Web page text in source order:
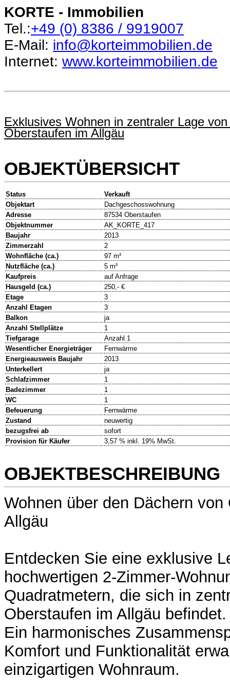
KORTE - Immobilien
Tel.:+49 (0) 8386 / 9919007
E-Mail: info@korteimmobilien.de
Internet: www.korteimmobilien.de
Exklusives Wohnen in zentraler Lage
Oberstaufen im Allgäu
OBJEKTÜBERSICHT
Status
Verkauft
Objektart
Dachgeschosswohnung
Adresse
87534 Oberstaufen
Objektnummer
AK_KORTE_417
Baujahr
2013
Zimmerzahl
2
Wohnfläche (ca.)
97 m²
Nutzfläche (ca.)
5 m²
Kaufpreis
auf Anfrage
Hausgeld (ca.)
250,- €
Etage
3
Anzahl Etagen
3
Balkon
ja
Anzahl Stellplätze
1
Tiefgarage
Anzahl 1
Wesentlicher Energieträger
Fernwärme
Energieausweis Baujahr
2013
Unterkellert
ja
Schlafzimmer
1
Badezimmer
1
WC
1
Befeuerung
Fernwärme
Zustand
neuwertig
bezugsfrei ab
sofort
Provision für Käufer
3,57 % inkl. 19% MwSt.
OBJEKTBESCHREIBUNG
Wohnen über den Dächern
Allgäu
Entdecken Sie eine exklusive
hochwertigen 2-Zimmer-
Quadratmetern, die sich in
Oberstaufen im Allgäu befindet.
Ein harmonisches
Komfort und Funktionalität
einzigartigen Wohnraum.